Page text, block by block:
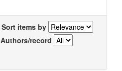
Sort items by
Authors/record